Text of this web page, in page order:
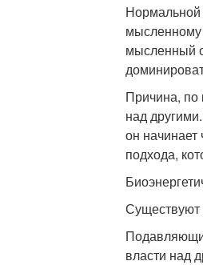
Нормальной
мысленному
мысленный
Причина, по
над
он начинает
подхода,
Существуют
власти над